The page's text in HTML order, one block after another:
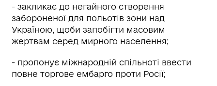
- закликає до негайного створення
забороненої для польотів зони над
Україною, щоби запобігти масовим
жертвам серед мирного населення;
- пропонує міжнародній спільноті ввести
повне торгове ембарго проти Росії;